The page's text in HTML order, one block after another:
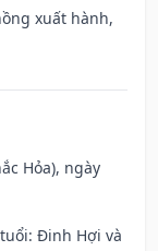
xuất hành,
Hỏa), ngày
Đinh Hợi và